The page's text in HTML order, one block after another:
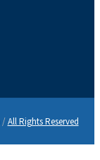
/All Rights Reserved